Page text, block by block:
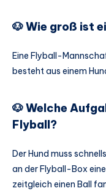
🐶 Wie groß ist
Eine Flyball-
besteht aus einem
🐶 Welche
Flyball?
Der Hund muss
an der Flyball-Box
zeitgleich einen Ball